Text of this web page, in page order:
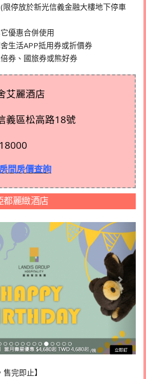
停放於新光信義金融大樓地下停車
優惠合併使用
生活APP抵用券或折價券
券、國旅券或熊好券
艾麗酒店
義區松高路18號
房間房價查詢
都麗緻酒店
完即止】